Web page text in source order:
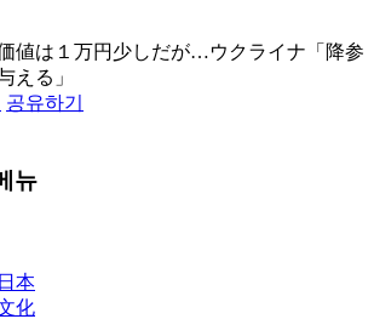
値は１万円少しだが…ウクライナ「降参
える」
공유하기
뉴
本
化